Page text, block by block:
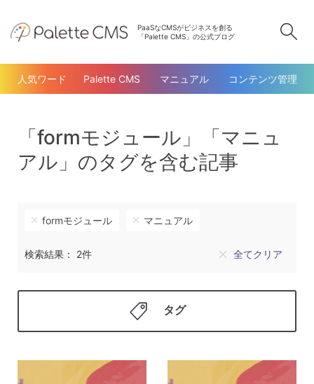
PaaSなCMSがビジネスを創る
「Palette CMS」の公式ブログ
人気ワード Palette CMS マニュアル コンテンツ管理
「formモジュール」「マニュ
アル」のタグを含む記事
formモジュール マニュアル
検索結果： 2件 全てクリア
タグ